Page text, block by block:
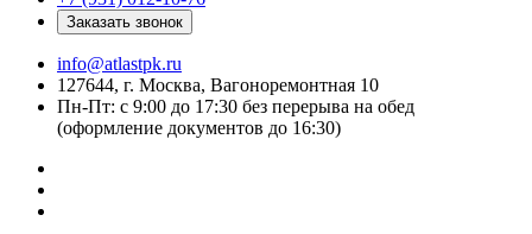
Заказать звонок
info@atlastpk.ru
127644, г. Москва, Вагоноремонтная 10
Пн-Пт: с 9:00 до 17:30 без перерыва на обед
(оформление документов до 16:30)